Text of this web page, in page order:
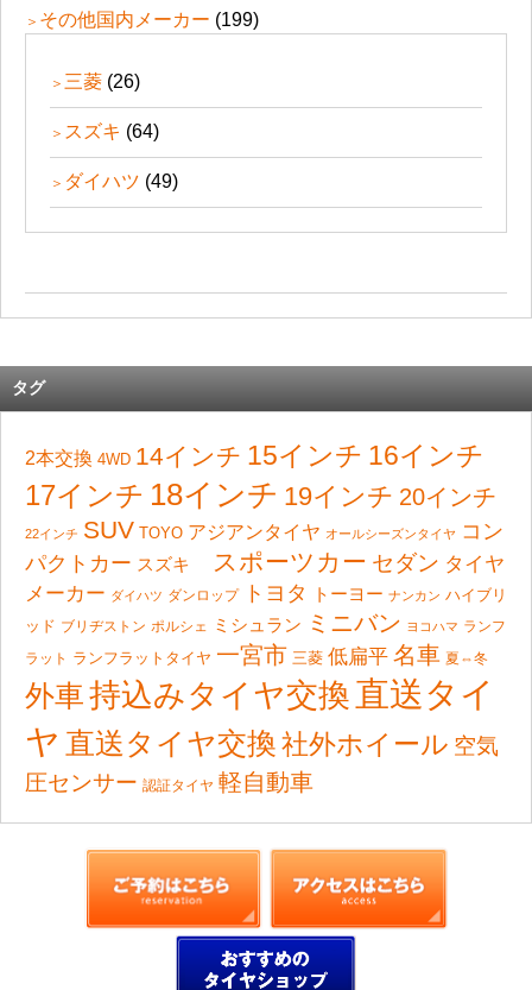
その他国内メーカー (199)
三菱 (26)
スズキ (64)
ダイハツ (49)
タグ
2本交換 4WD 14インチ 15インチ 16インチ
17インチ 18インチ 19インチ 20インチ
22インチ SUV TOYO アジアンタイヤ オールシーズンタイヤ コン
パクトカー スズキ スポーツカー セダン タイヤ
メーカー ダイハツ ダンロップ トヨタ トーヨー ナンカン ハイブリ
ッド ブリヂストン ポルシェ ミシュラン ミニバン ヨコハマ ランフ
ラット ランフラットタイヤ 一宮市 三菱 低扁平 名車 夏⇔冬
外車持込みタイヤ交換 直送タイ
ヤ 直送タイヤ交換社外ホイール 空気
圧センサー 認証タイヤ 軽自動車